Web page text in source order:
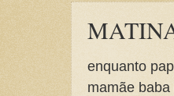
enquanto
mamãe